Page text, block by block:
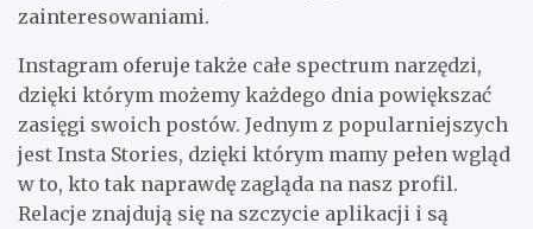
zainteresowaniami.
Instagram oferuje także całe spectrum narzędzi,
dzięki którym możemy każdego dnia powiększać
zasięgi swoich postów. Jednym z popularniejszych
jest Insta Stories, dzięki którym mamy pełen wgląd
w to, kto tak naprawdę zagląda na nasz profil.
Relacje znajdują się na szczycie aplikacji i są